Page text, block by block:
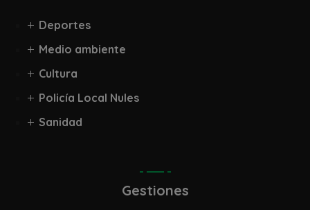
Deportes
Medio ambiente
Cultura
Policía Local Nules
Sanidad
Gestiones